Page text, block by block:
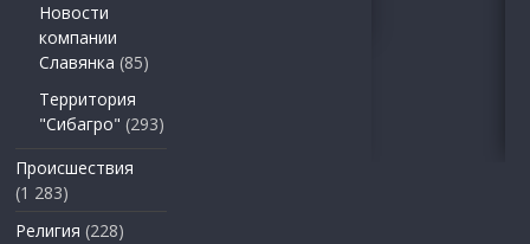
Новости
компании
Славянка (85)
Территория
"Сибагро" (293)
Происшествия
(1 283)
Религия (228)